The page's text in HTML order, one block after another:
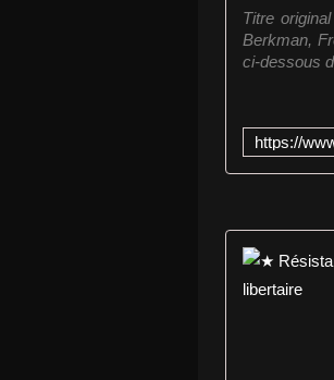
Titre
Berkman,
ci-dessous